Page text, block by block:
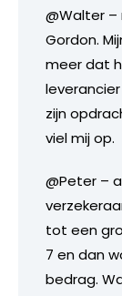
@Walter
Gordon.
meer dat
zijn
viel mij op.
@Peter –
tot een
7 en dan
bedrag.